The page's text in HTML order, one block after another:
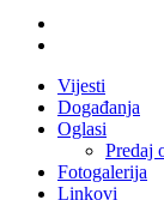
Vijesti
Događanja
Oglasi
Predaj
Fotogalerija
Linkovi